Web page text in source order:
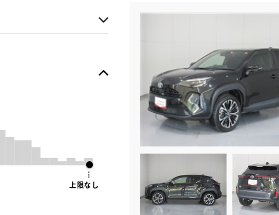
上限なし